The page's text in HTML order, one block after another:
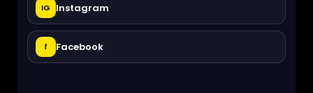
IG Instagram
f Facebook